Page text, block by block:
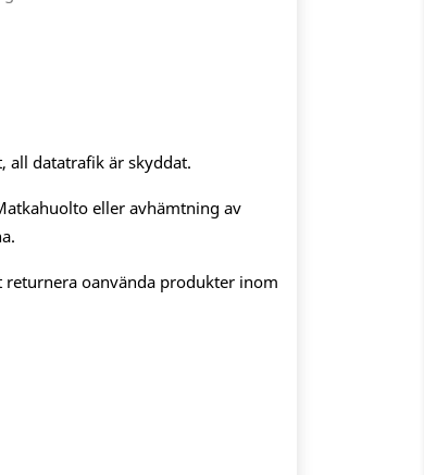
all datatrafik är skyddat.
eller avhämtning av
oanvända produkter inom